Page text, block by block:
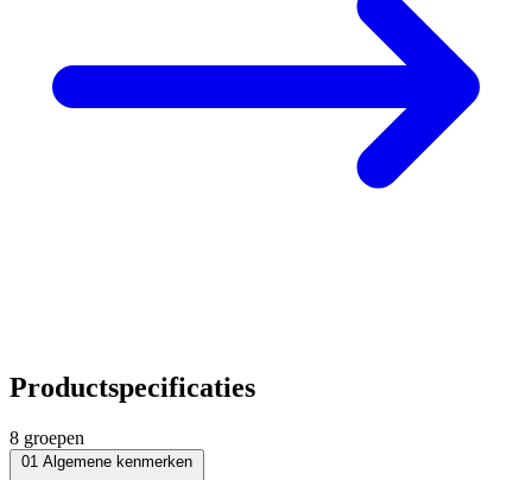
Productspecificaties
8 groepen
01 Algemene kenmerken